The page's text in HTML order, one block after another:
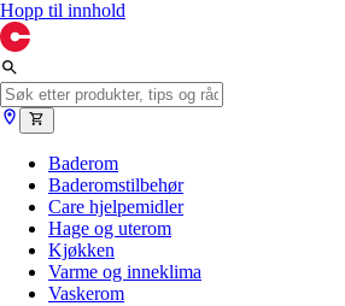
Hopp til innhold
Baderom
Baderomstilbehør
Care hjelpemidler
Hage og uterom
Kjøkken
Varme og inneklima
Vaskerom